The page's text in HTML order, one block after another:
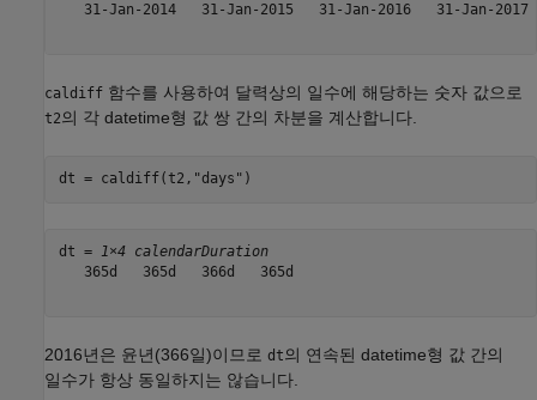
31-Jan-2014   31-Jan-2015   31-Jan-2016   31-Jan-2017
caldiff 함수를 사용하여 달력상의 일수에 해당하는 숫자 값으로
t2의 각 datetime형 값 쌍 간의 차분을 계산합니다.
dt = caldiff(t2, "days" )
dt = 1×4 calendarDuration
   365d   365d   366d   365d
2016년은 윤년(366일)이므로 dt의 연속된 datetime형 값 간의
일수가 항상 동일하지는 않습니다.